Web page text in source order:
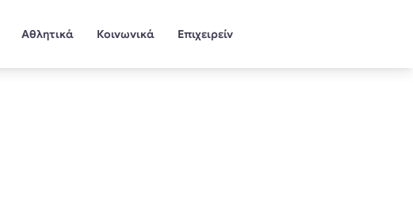
Αθλητικά Κοινωνικά Επιχειρείν